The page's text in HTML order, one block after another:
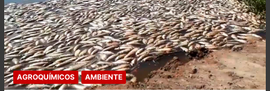
AGROQUÍMICOS AMBIENTE